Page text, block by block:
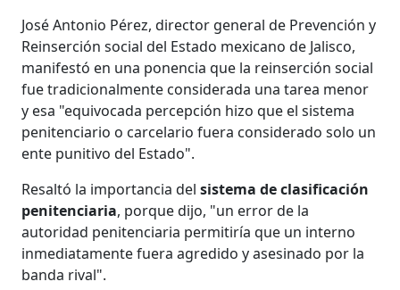
José Antonio Pérez, director general de Prevención y
Reinserción social del Estado mexicano de Jalisco,
manifestó en una ponencia que la reinserción social
fue tradicionalmente considerada una tarea menor
y esa "equivocada percepción hizo que el sistema
penitenciario o carcelario fuera considerado solo un
ente punitivo del Estado".
Resaltó la importancia delsistema de clasificación
penitenciaria, porque dijo, "un error de la
autoridad penitenciaria permitiría que un interno
inmediatamente fuera agredido y asesinado por la
banda rival".